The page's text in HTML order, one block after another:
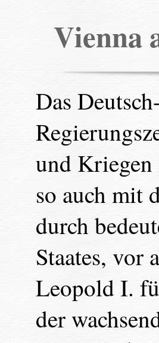
Vienna
Das
und Kriegen
so auch mit
durch
Staates, vor
Leopold I.
der